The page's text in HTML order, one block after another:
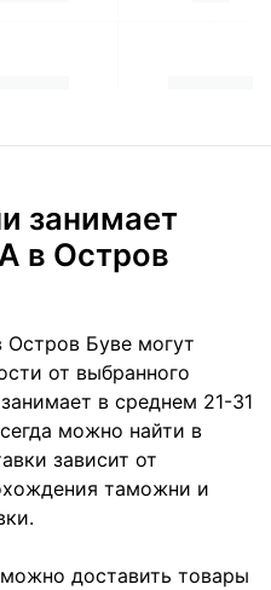
занимает
в Остров
Буве могут
от выбранного
в среднем 21-31
можно найти в
зависит от
таможни и
доставить товары